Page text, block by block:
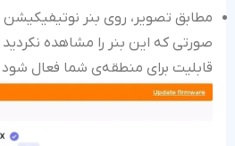
مطابق تصویر، روی بنر نوتیفیکیشن
صورتی که این بنر را مشاهده نکردید
قابلیت برای منطقه‌ی شما فعال شود.